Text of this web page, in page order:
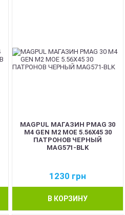
MAGPUL МАГАЗИН PMAG 30
M4 GEN M2 MOE 5.56X45 30
ПАТРОНОВ ЧЕРНЫЙ
MAG571-BLK
1230 грн
В КОРЗИНУ